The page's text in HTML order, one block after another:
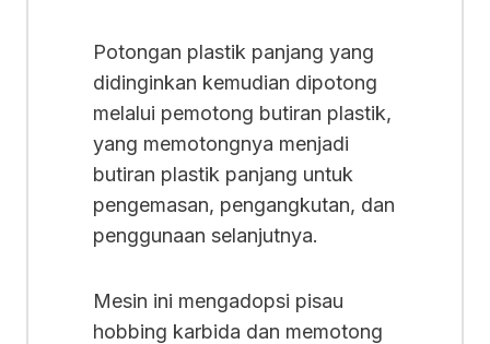
Potongan plastik panjang yang
didinginkan kemudian dipotong
melalui pemotong butiran plastik,
yang memotongnya menjadi
butiran plastik panjang untuk
pengemasan, pengangkutan, dan
penggunaan selanjutnya.
Mesin ini mengadopsi pisau
hobbing karbida dan memotong